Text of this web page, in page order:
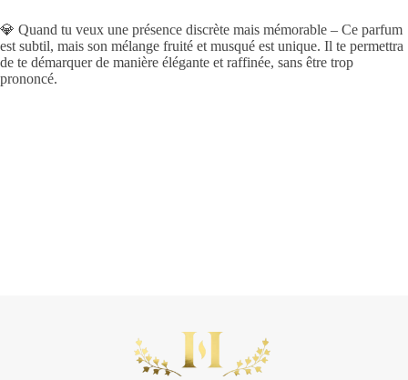
💎 Quand tu veux une présence discrète mais mémorable – Ce parfum
est subtil, mais son mélange fruité et musqué est unique. Il te permettra
de te démarquer de manière élégante et raffinée, sans être trop
prononcé.